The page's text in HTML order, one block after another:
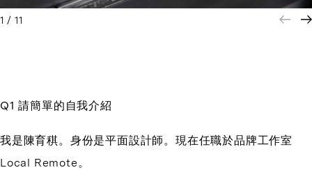
1 / 11
Q1 請簡單的自我介紹
我是陳育稘。身份是平面設計師。現在任職於品牌工作室
Local Remote。